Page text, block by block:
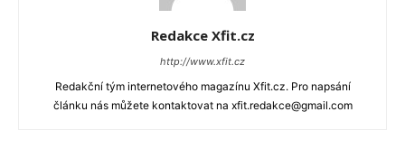
Redakce Xfit.cz
http://www.xfit.cz
Redakční tým internetového magazínu Xfit.cz. Pro napsání
článku nás můžete kontaktovat na xfit.redakce@gmail.com